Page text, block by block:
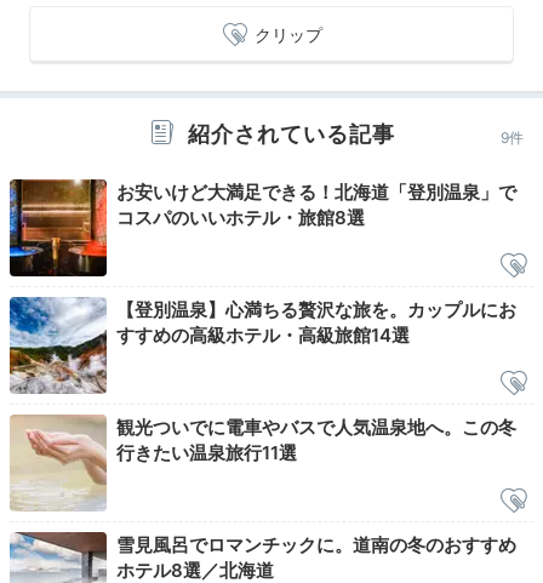
好きなだけ楽しめます。また、大浴場は早朝4時からオ
てはいかが。爽やかな気分で一日をスタートさせましょ
う。
Breakfast
07:30
和洋多彩な
朝食ビュッフェ
クリップ
紹介されている記事 9件
お安いけど大満足できる！北海道「登別温泉」で
コスパのいいホテル・旅館8選
【登別温泉】心満ちる贅沢な旅を。カップルにお
すすめの高級ホテル・高級旅館14選
観光ついでに電車やバスで人気温泉地へ。この冬
行きたい温泉旅行11選
雪見風呂でロマンチックに。道南の冬のおすすめ
ホテル8選／北海道